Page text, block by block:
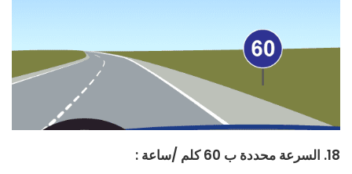
18. السرعة محددة ب 60 كلم /ساعة :